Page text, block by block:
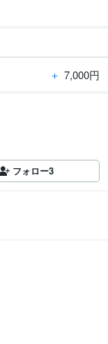
＋ 7,000円
フォロー3